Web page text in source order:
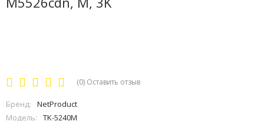
(0) Оставить отзыв
Бренд:
NetProduct
Модель:
TK-5240M